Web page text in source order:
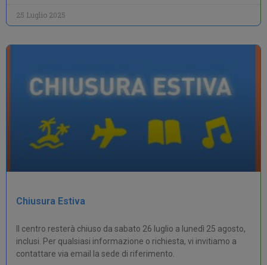
25 Luglio 2025
Chiusura Estiva
Il centro resterà chiuso da sabato 26 luglio a lunedì 25 agosto,
inclusi. Per qualsiasi informazione o richiesta, vi invitiamo a
contattare via email la sede di riferimento.